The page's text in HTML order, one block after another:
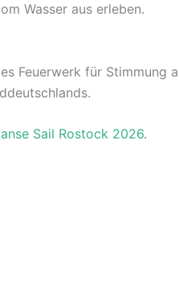
Wasser aus erleben.
Feuerwerk für Stimmung
Sail Rostock 2026.